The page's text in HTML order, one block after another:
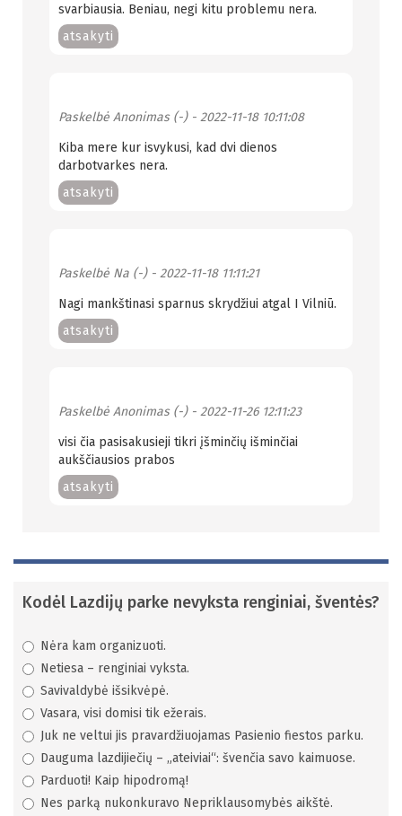
svarbiausia. Beniau, negi kitu problemu nera.
atsakyti
Paskelbė Anonimas (-)- 2022-11-18 10:11:08
Kiba mere kur isvykusi, kad dvi dienos
darbotvarkes nera.
atsakyti
Paskelbė Na (-)- 2022-11-18 11:11:21
Nagi mankštinasi sparnus skrydžiui atgal I Vilniū.
atsakyti
Paskelbė Anonimas (-)- 2022-11-26 12:11:23
visi čia pasisakusieji tikri įšminčių išminčiai
aukščiausios prabos
atsakyti
Kodėl Lazdijų parke nevyksta renginiai, šventės?
Nėra kam organizuoti.
Netiesa – renginiai vyksta.
Savivaldybė išsikvėpė.
Vasara, visi domisi tik ežerais.
Juk ne veltui jis pravardžiuojamas Pasienio fiestos parku.
Dauguma lazdijiečių – „ateiviai“: švenčia savo kaimuose.
Parduoti! Kaip hipodromą!
Nes parką nukonkuravo Nepriklausomybės aikštė.